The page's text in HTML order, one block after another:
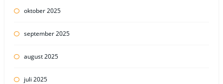
oktober 2025
september 2025
august 2025
juli 2025